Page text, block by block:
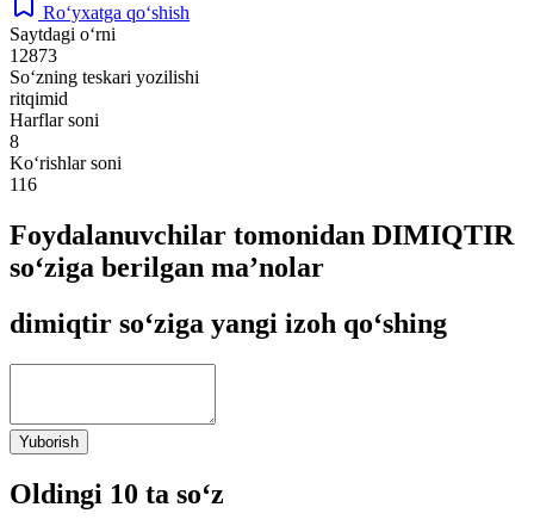
Ro‘yxatga qo‘shish
Saytdagi o‘rni
12873
So‘zning teskari yozilishi
ritqimid
Harflar soni
8
Ko‘rishlar soni
116
Foydalanuvchilar tomonidan DIMIQTIR
so‘ziga berilgan ma’nolar
dimiqtir so‘ziga yangi izoh qo‘shing
Yuborish
Oldingi 10 ta so‘z